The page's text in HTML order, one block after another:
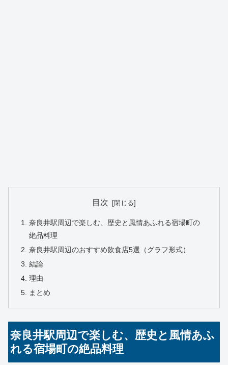
目次
奈良井駅周辺で楽しむ、歴史と風情あふれる宿場町の
絶品料理
奈良井駅周辺のおすすめ飲食店5選（グラフ形式）
結論
理由
まとめ
奈良井駅周辺で楽しむ、歴史と風情あふ
れる宿場町の絶品料理